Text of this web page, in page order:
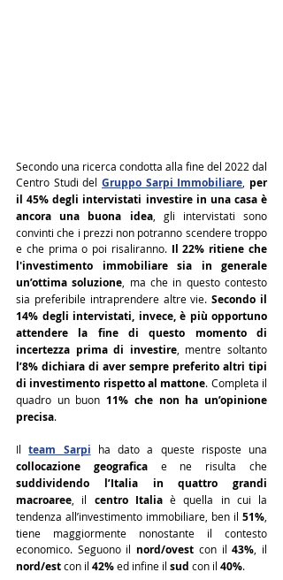
Secondo una ricerca condotta alla fine del 2022 dal
Centro Studi del Gruppo Sarpi Immobiliare per
il 45% degli intervistati investire in una casa è
ancora una buona idea, gli intervistati sono
convinti che i prezzi non potranno scendere troppo
e che prima o poi risaliranno. Il 22% ritiene che
l'investimento immobiliare sia in generale
un’ottima soluzione , ma che in questo contesto
sia preferibile intraprendere altre vie. Secondo il
14% degli intervistati, invece, è più opportuno
attendere la fine di questo momento di
incertezza prima di investire
l’8% dichiara di aver sempre preferito altri tipi
di investimento rispetto al mattone. Completa il
quadro un buon 11% che non ha un’opinione
precisa.
Il team Sarpi
collocazione geografica
suddividendo l’Italia in quattro grandi
macroaree , il centro Italia è quella in cui la
tendenza all’investimento immobiliare, ben il 51%
tiene maggiormente nonostante il contesto
economico. Seguono il nord/ovest con il 43%
nord/est con il 42% ed infine il sud con il 40%.